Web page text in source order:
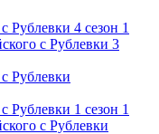
4 сезон 1
3
1 сезон 1